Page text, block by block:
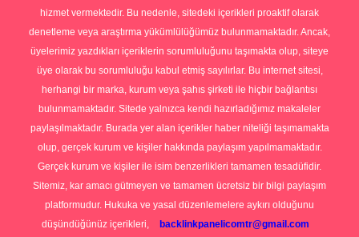
hizmet vermektedir. Bu nedenle, sitedeki içerikleri proaktif olarak
denetleme veya araştırma yükümlülüğümüz bulunmamaktadır. Ancak,
üyelerimiz yazdıkları içeriklerin sorumluluğunu taşımakta olup, siteye
üye olarak bu sorumluluğu kabul etmiş sayılırlar. Bu internet sitesi,
herhangi bir marka, kurum veya şahıs şirketi ile hiçbir bağlantısı
bulunmamaktadır. Sitede yalnızca kendi hazırladığımız makaleler
paylaşılmaktadır. Burada yer alan içerikler haber niteliği taşımamakta
olup, gerçek kurum ve kişiler hakkında paylaşım yapılmamaktadır.
Gerçek kurum ve kişiler ile isim benzerlikleri tamamen tesadüfidir.
Sitemiz, kar amacı gütmeyen ve tamamen ücretsiz bir bilgi paylaşım
platformudur. Hukuka ve yasal düzenlemelere aykırı olduğunu
düşündüğünüz içerikleri,
backlinkpanelicomtr@gmail.com